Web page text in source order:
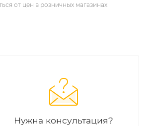
от цен в розничных магазинах
Нужна консультация?